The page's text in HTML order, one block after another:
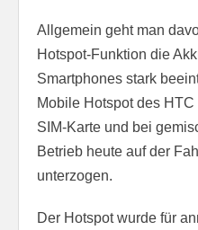
Allgemein geht man
Hotspot-Funktion die
Smartphones stark
Mobile Hotspot des
SIM-Karte und bei
Betrieb heute auf der
unterzogen.
Der Hotspot wurde für